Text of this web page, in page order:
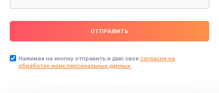
Заказать
Замена разъема зарядки (питания)
от 390 руб.
Нажимая на кнопку отправить я даю свое согласие на
обработку моих персональных данных.